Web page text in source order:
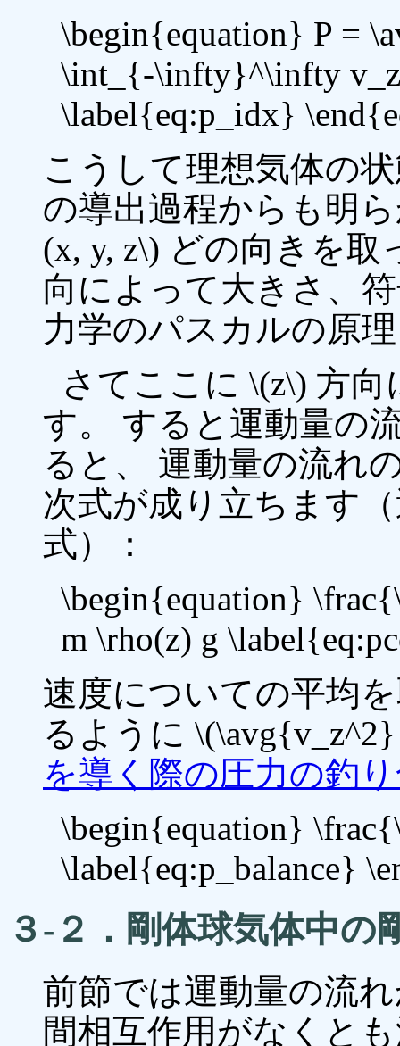
\begin{equation} P =
\int_{-\infty}^\infty
\label{eq:p_idx}
こうして理想気体の
の導出過程からも明
(x, y, z\) どの向きを
向によって大きさ、
力学のパスカルの原
さてここに \(z\) 方
す。 すると運動量の
ると、 運動量の流れ
次式が成り立ちます
式）：
\begin{equation}
m \rho(z) g
速度についての平均
るように
を導く際の圧力の釣
\begin{equation}
\label{eq:p_balance}
３-２．剛体球気体中の
前節では運動量の流
間相互作用がなくと